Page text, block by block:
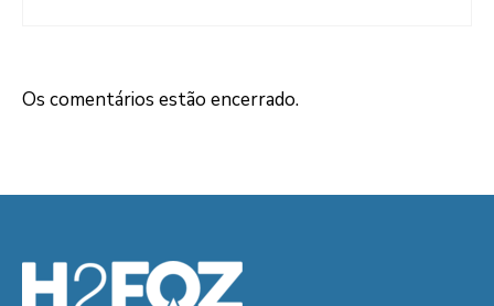
Os comentários estão encerrado.